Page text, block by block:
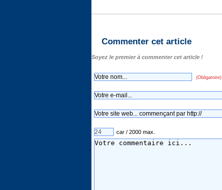
Commenter cet article
Soyez le premier à commenter cet article !
(Obligatoire)
car / 2000 max.